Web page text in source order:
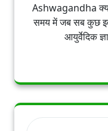
Ashwagandha क्या
समय में जब सब कुछ
आयुर्वेदिक